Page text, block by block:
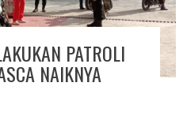
PATROLI
NAIKNYA